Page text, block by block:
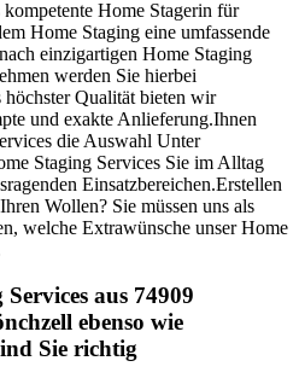
Home Stagerin für
Home Staging eine umfassende
einzigartigen Home Staging
werden Sie hierbei
Qualität bieten wir
und exakte Anlieferung.Ihnen
die Auswahl Unter
Staging Services Sie im Alltag
Einsatzbereichen.Erstellen
Wollen? Sie müssen uns als
welche Extrawünsche unser Home
aus 74909
ebenso wie
Sie richtig